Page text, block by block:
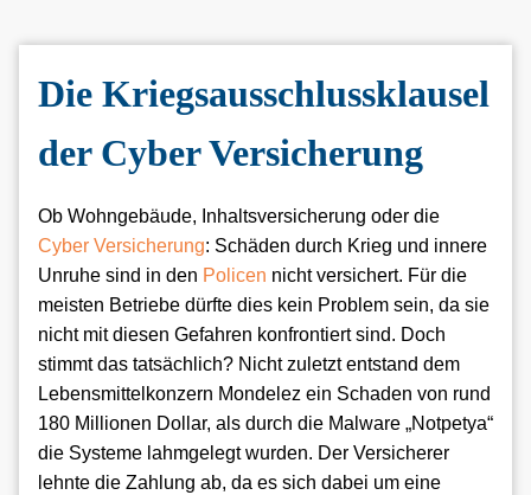
Die Kriegsausschlussklausel
der Cyber Versicherung
Ob Wohngebäude, Inhaltsversicherung oder die
Cyber Versicherung: Schäden durch Krieg und innere
Unruhe sind in den Policen nicht versichert. Für die
meisten Betriebe dürfte dies kein Problem sein, da sie
nicht mit diesen Gefahren konfrontiert sind. Doch
stimmt das tatsächlich? Nicht zuletzt entstand dem
Lebensmittelkonzern Mondelez ein Schaden von rund
180 Millionen Dollar, als durch die Malware „Notpetya“
die Systeme lahmgelegt wurden. Der Versicherer
lehnte die Zahlung ab, da es sich dabei um eine